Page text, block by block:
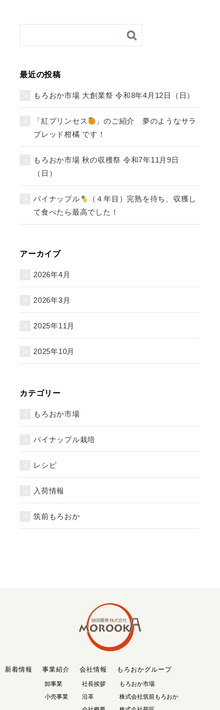
最近の投稿
もろおか市場 大創業祭 令和8年4月12日（日）
「紅プリンセス
」のご紹介 夢のようなサラ
ブレッド柑橘 です！
もろおか市場 秋の収穫祭 令和7年11月9日
（日）
パイナップル
（４年目）完熟を待ち、収獲し
て食べたら最高でした！
アーカイブ
2026年4月
2026年3月
2025年11月
2025年10月
カテゴリー
もろおか市場
パイナップル栽培
レシピ
入荷情報
筑前もろおか
新着情報 事業紹介
卸事業
小売事業
会社情報
社長挨拶
沿革
もろおかグループ
もろおか市場
株式会社筑前もろおか